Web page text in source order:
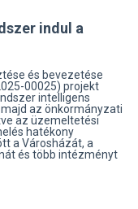
indul a
és bevezetése
00025) projekt
intelligens
az önkormányzati
az üzemeltetési
hatékony
a Városházát, a
és több intézményt